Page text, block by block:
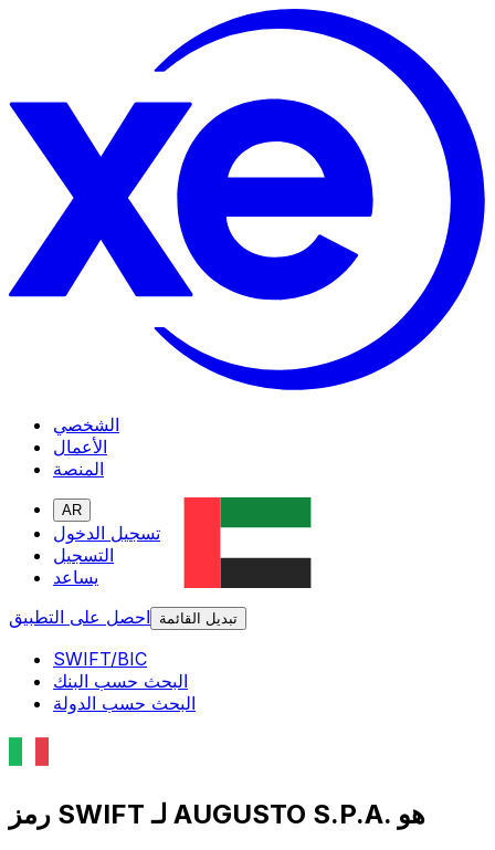
الشخصي
الأعمال
المنصة
AR
تسجيل الدخول
التسجيل
يساعد
احصل على التطبيق
تبديل القائمة
SWIFT/BIC
البحث حسب البنك
البحث حسب الدولة
رمز SWIFT لـ AUGUSTO S.P.A. هو